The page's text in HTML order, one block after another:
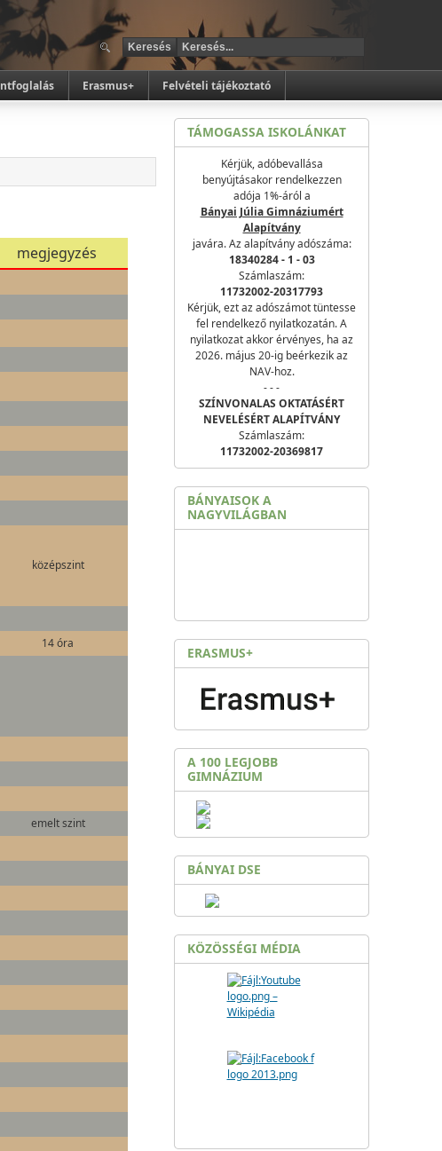
Erasmus+ Felvételi tájékoztató
megjegyzés
középszint
14 óra
emelt szint
TÁMOGASSA ISKOLÁNKAT
Kérjük, adóbevallása
benyújtásakor rendelkezzen
adója 1%-áról a
Bányai Júlia Gimnáziumért
Alapítvány
javára. Az alapítvány adószáma:
18340284 - 1 - 03
Számlaszám:
11732002-20317793
Kérjük, ezt az adószámot tüntesse
fel rendelkező nyilatkozatán. A
nyilatkozat akkor érvényes, ha az
2026. május 20-ig beérkezik az
NAV-hoz.
- - -
SZÍNVONALAS OKTATÁSÉRT
NEVELÉSÉRT ALAPÍTVÁNY
Számlaszám:
11732002-20369817
BÁNYAISOK A
NAGYVILÁGBAN
ERASMUS+
A 100 LEGJOBB
GIMNÁZIUM
BÁNYAI DSE
KÖZÖSSÉGI MÉDIA